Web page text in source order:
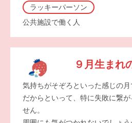
ラッキーパーソン
公共施設で働く人
９月生まれ
気持ちがそぞろといった感じの月
だからといって、特に失敗に繋
せん。